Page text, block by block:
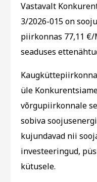
Vastavalt
3/2026-015 on
piirkonnas 77,11
seaduses
üle
võrgupiirkonnale
sobiva
kujundavad nii
investeeringud,
kütusele.